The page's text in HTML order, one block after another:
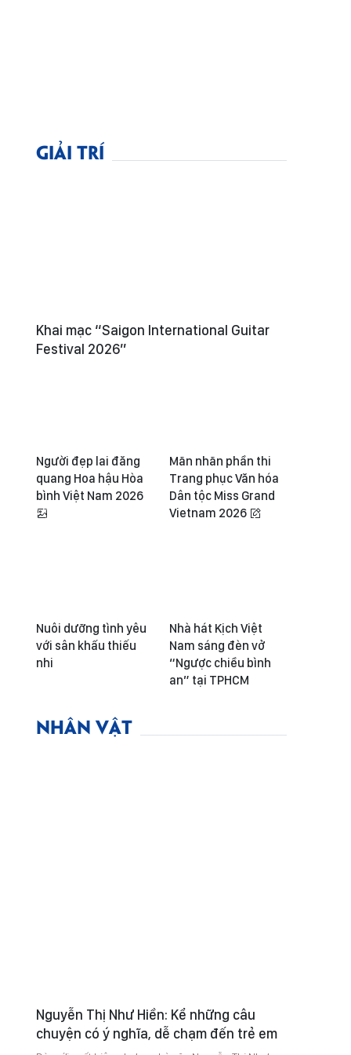
GIẢI TRÍ
Khai mạc “Saigon International Guitar
Festival 2026”
Người đẹp lai đăng
quang Hoa hậu Hòa
bình Việt Nam 2026
Mãn nhãn phần thi
Trang phục Văn hóa
Dân tộc Miss Grand
Vietnam 2026
Nuôi dưỡng tình yêu
với sân khấu thiếu
nhi
Nhà hát Kịch Việt
Nam sáng đèn vở
“Ngược chiều bình
an” tại TPHCM
NHÂN VẬT
Nguyễn Thị Như Hiền: Kể những câu
chuyện có ý nghĩa, dễ chạm đến trẻ em